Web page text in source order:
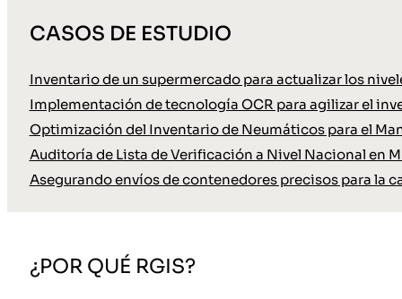
CASOS DE ESTUDIO
Inventario de un supermercado para actualizar los
Implementación de tecnología OCR para agilizar el
Optimización del Inventario de Neumáticos para el
Auditoría de Lista de Verificación a Nivel Nacional en
Asegurando envíos de contenedores precisos para la
¿POR QUÉ RGIS?